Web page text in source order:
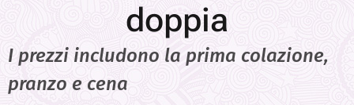
doppia
I prezzi includono la prima colazione,
pranzo e cena